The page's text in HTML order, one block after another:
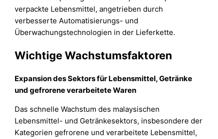
verpackte Lebensmittel, angetrieben durch
verbesserte Automatisierungs- und
Überwachungstechnologien in der Lieferkette.
Wichtige Wachstumsfaktoren
Expansion des Sektors für Lebensmittel, Getränke
und gefrorene verarbeitete Waren
Das schnelle Wachstum des malaysischen
Lebensmittel- und Getränkesektors, insbesondere der
Kategorien gefrorene und verarbeitete Lebensmittel,